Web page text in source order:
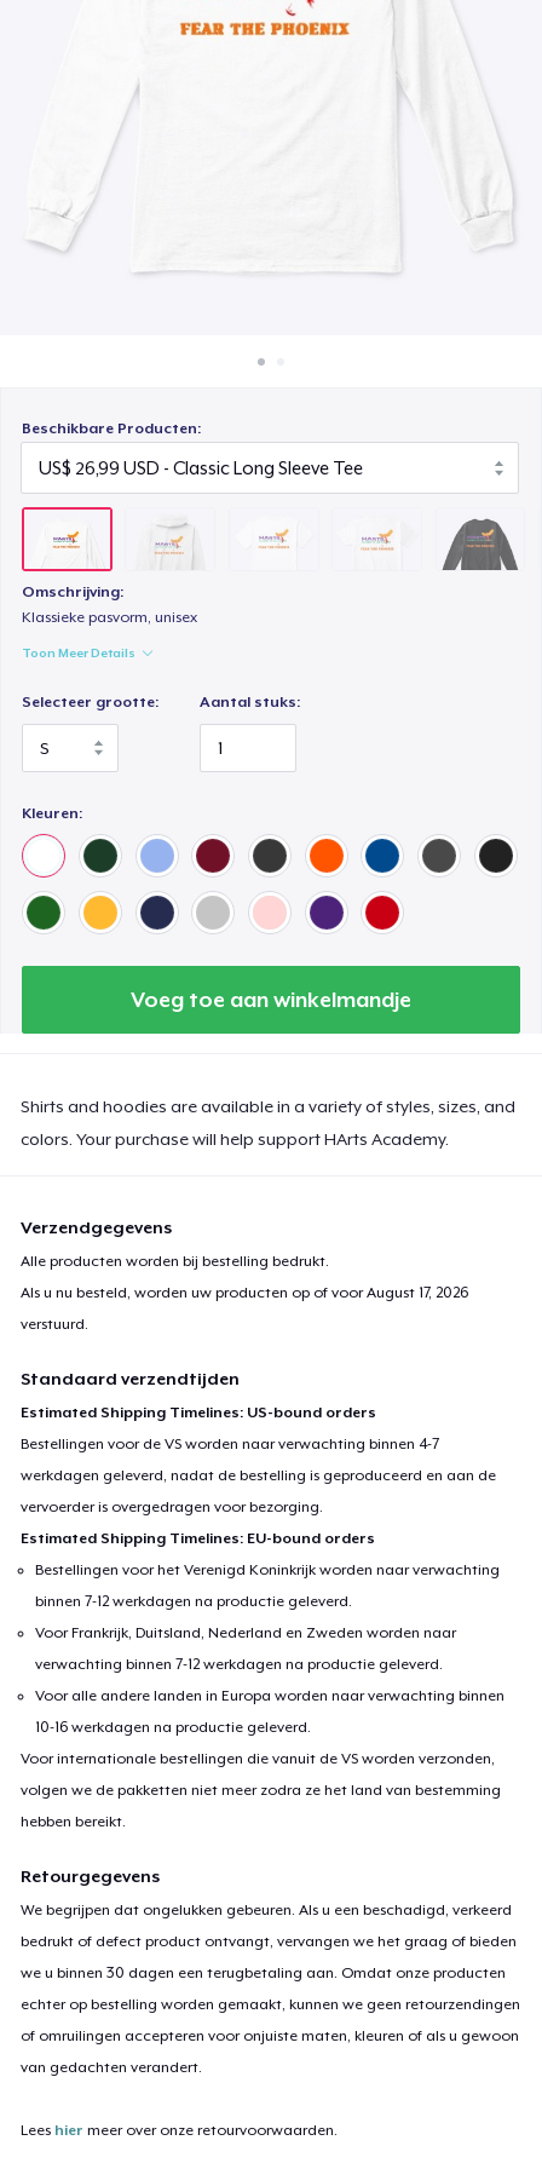
Beschikbare Producten:
Omschrijving:
Klassieke pasvorm, unisex
Toon Meer Details
Selecteer grootte: Aantal stuks:
Kleuren:
Voeg toe aan winkelmandje
Shirts and hoodies are available in a variety of styles, sizes, and
colors. Your purchase will help support HArts Academy.
Verzendgegevens
Alle producten worden bij bestelling bedrukt.
Als u nu besteld, worden uw producten op of voorAugust 17, 2026
verstuurd.
Standaard verzendtijden
Estimated Shipping Timelines: US-bound orders
Bestellingen voor de VS worden naar verwachting binnen 4-7
werkdagen geleverd, nadat de bestelling is geproduceerd en aan de
vervoerder is overgedragen voor bezorging.
Estimated Shipping Timelines: EU-bound orders
Bestellingen voor het Verenigd Koninkrijk worden naar verwachting
binnen 7-12 werkdagen na productie geleverd.
Voor Frankrijk, Duitsland, Nederland en Zweden worden naar
verwachting binnen 7-12 werkdagen na productie geleverd.
Voor alle andere landen in Europa worden naar verwachting binnen
10-16 werkdagen na productie geleverd.
Voor internationale bestellingen die vanuit de VS worden verzonden,
volgen we de pakketten niet meer zodra ze het land van bestemming
hebben bereikt.
Retourgegevens
We begrijpen dat ongelukken gebeuren. Als u een beschadigd, verkeerd
bedrukt of defect product ontvangt, vervangen we het graag of bieden
we u binnen 30 dagen een terugbetaling aan. Omdat onze producten
echter op bestelling worden gemaakt, kunnen we geen retourzendingen
of omruilingen accepteren voor onjuiste maten, kleuren of als u gewoon
van gedachten verandert.
Lees hier meer over onze retourvoorwaarden.
Classic Crew Neck T-Shirt
Comfort Tee
US$ 21,99